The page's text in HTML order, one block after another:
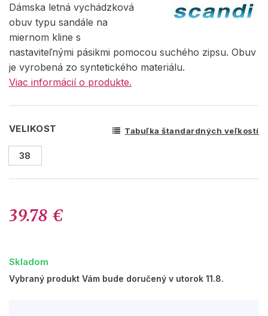
Dámska letná vychádzková
obuv typu sandále na
miernom kline s
nastaviteľnými pásikmi pomocou suchého zipsu. Obuv
je vyrobená zo syntetického materiálu.
Viac informácií o produkte.
VELIKOST Tabuľka štandardných veľkostí
38
39.78 €
Skladom
Vybraný produkt Vám bude doručený v utorok 11.8.